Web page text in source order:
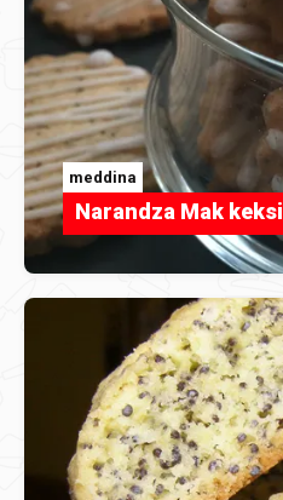
meddina
Narandza Mak keksi